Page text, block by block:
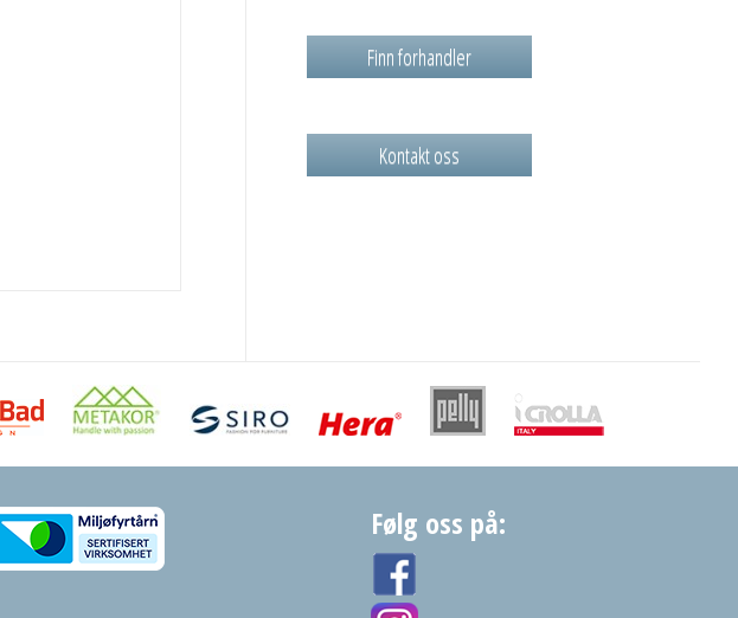
Finn forhandler
Kontakt oss
Følg oss på: